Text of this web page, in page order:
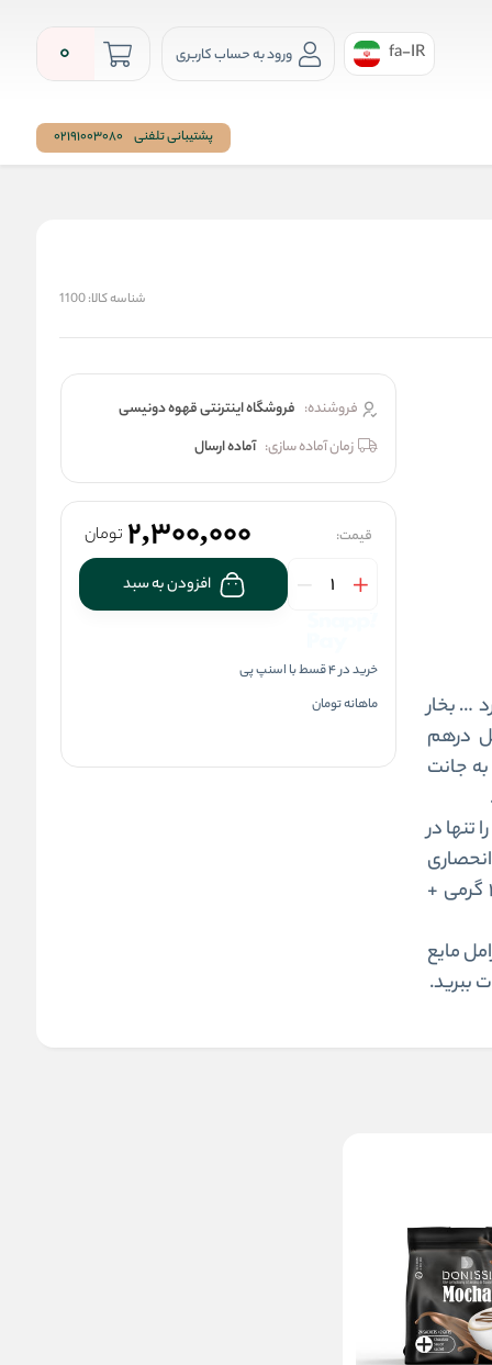
fa-IR ورود به حساب کاربری 0
پشتیبانی تلفنی 02191003080
شناسه کالا:1100
بخار
درهم
جانت
تنها در
دونیسی، برای اولین بار در جهان، با ساشه قهوه فوری ۲۷ گرمی +
مایع
ببرید.
فروشنده: فروشگاه اینترنتی قهوه دونیسی
زمان آماده سازی: آماده ارسال
قیمت: 2,300,000 تومان
افزودن به سبد
خرید در 4 قسط با اسنپ پی
ماهانهتومان